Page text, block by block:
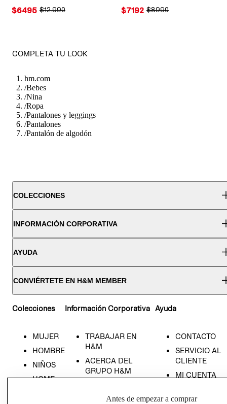
ORIGINAL PRICE:
$12.990
PRICE:
$6495
ORIGINAL PRICE:
$8990
PRICE:
$7192
COMPLETA TU LOOK
hm.com
/Bebes
/Nina
/Ropa
/Pantalones y leggings
/Pantalones
/Pantalón de algodón
COLECCIONES
INFORMACIÓN CORPORATIVA
AYUDA
CONVIÉRTETE EN H&M MEMBER
Colecciones
MUJER
HOMBRE
NIÑOS
HOME
Información Corporativa
TRABAJAR EN
H&M
ACERCA DEL
GRUPO H&M
SOCIAL
Ayuda
CONTACTO
SERVICIO AL
CLIENTE
MI CUENTA
TIENDAS
Antes de empezar a comprar